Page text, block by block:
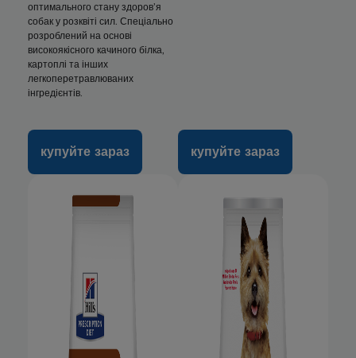
оптимального стану здоров’я
собак у розквіті сил. Спеціально
розроблений на основі
високоякісного качиного білка,
картоплі та інших
легкоперетравлюваних
інгредієнтів.
купуйте зараз купуйте зараз